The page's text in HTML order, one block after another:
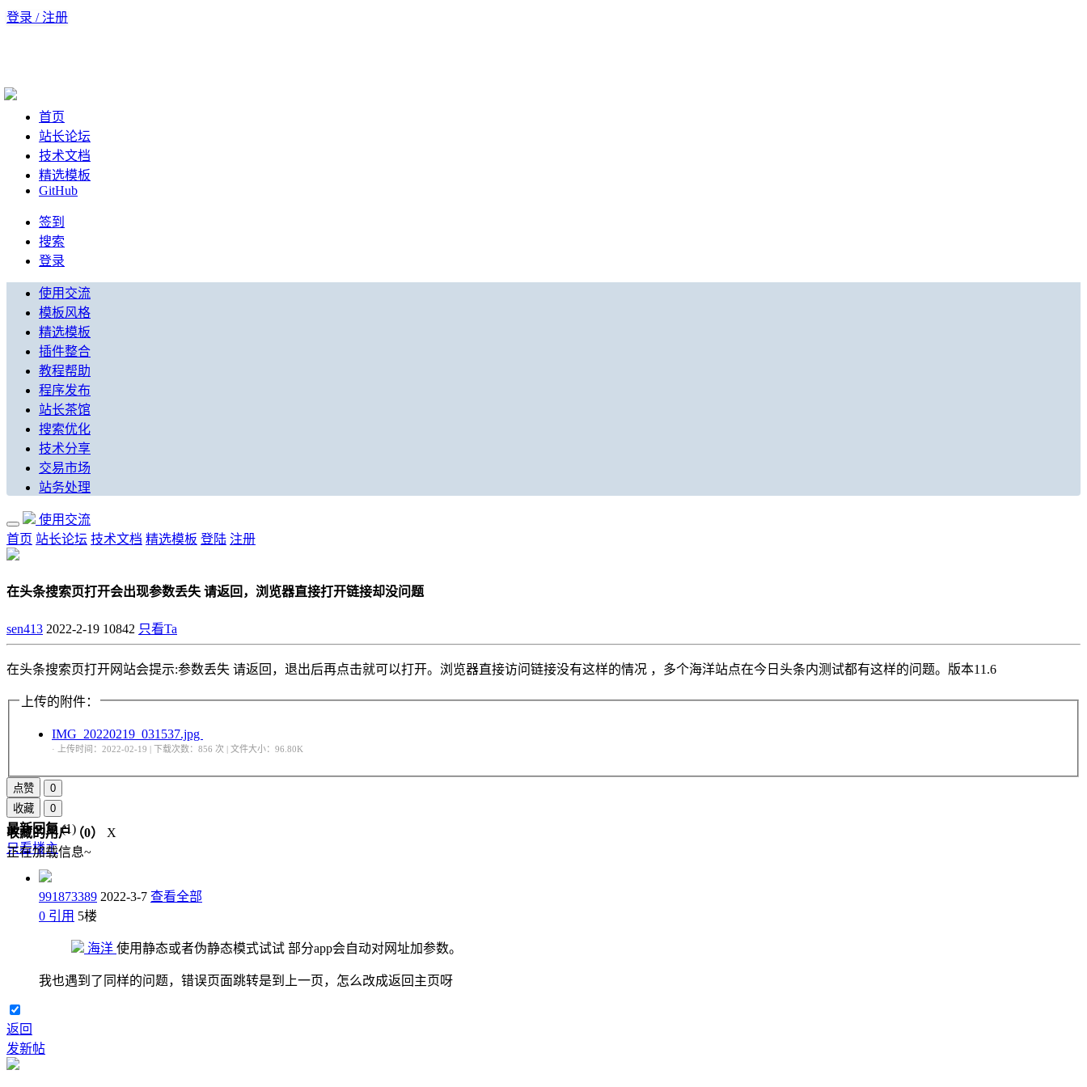
登录 / 注册
首页
站长论坛
技术文档
精选模板
GitHub
签到
搜索
登录
使用交流
模板风格
精选模板
插件整合
教程帮助
程序发布
站长茶馆
搜索优化
技术分享
交易市场
站务处理
使用交流
首页 站长论坛 技术文档 精选模板 登陆 注册
在头条搜索页打开会出现参数丢失 请返回，浏览器直接打开链接却没问题
sen413 2022-2-19 10842 只看Ta
在头条搜索页打开网站会提示:参数丢失 请返回，退出后再点击就可以打开。浏览器直接访问链接没有这样的情况 ，多个海洋站点在今日头条内测试都有这样的问题。版本11.6
上传的附件：
IMG_20220219_031537.jpg
· 上传时间：2022-02-19 | 下载次数：856 次 | 文件大小：96.80K
点赞
0
收藏
0
收藏的用户（0）
X
正在加载信息~
最新回复(1)
只看楼主
991873389 2022-3-7 查看全部
0 引用 5楼
海洋 使用静态或者伪静态模式试试 部分app会自动对网址加参数。
我也遇到了同样的问题，错误页面跳转是到上一页，怎么改成返回主页呀
返回
发新帖